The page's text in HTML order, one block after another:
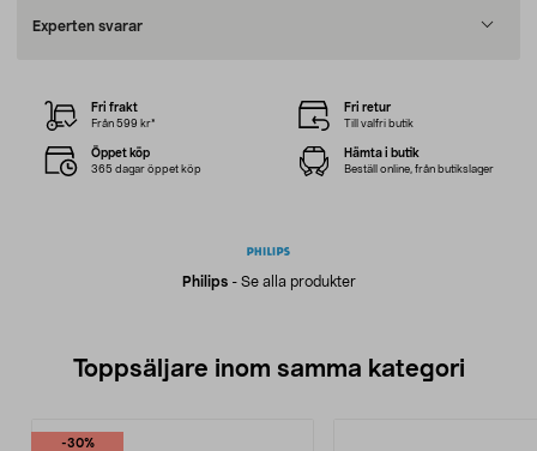
Experten svarar
Philips- Se alla produkter
Fri frakt
Från 599 kr*
Fri retur
Till valfri butik
Öppet köp
365 dagar öppet köp
Hämta i butik
Beställ online, från butikslager
Toppsäljare inom samma kategori
-30%